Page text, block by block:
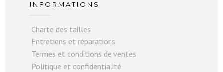
INFORMATIONS
Charte des tailles
Entretiens et réparations
Termes et conditions de ventes
Politique et confidentialité